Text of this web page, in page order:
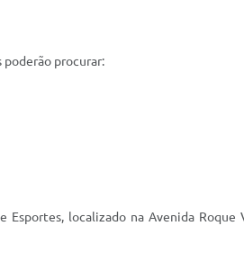
poderão procurar:
localizado na Avenida